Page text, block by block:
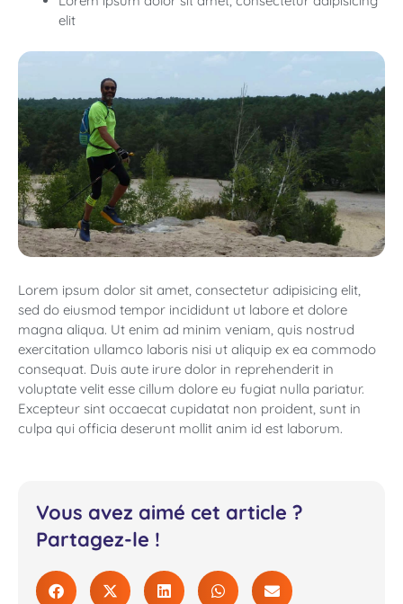
elit
Lorem ipsum dolor sit amet, consectetur adipisicing elit,
sed do eiusmod tempor incididunt ut labore et dolore
magna aliqua. Ut enim ad minim veniam, quis nostrud
exercitation ullamco laboris nisi ut aliquip ex ea commodo
consequat. Duis aute irure dolor in reprehenderit in
voluptate velit esse cillum dolore eu fugiat nulla pariatur.
Excepteur sint occaecat cupidatat non proident, sunt in
culpa qui officia deserunt mollit anim id est laborum.
Vous avez aimé cet article ?
Partagez-le !